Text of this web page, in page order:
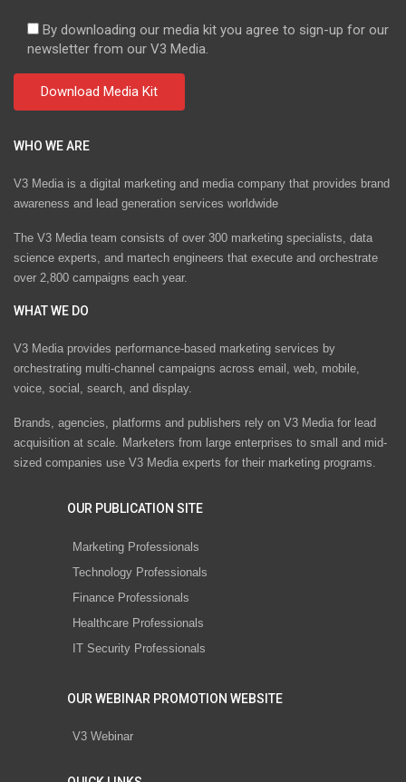
By downloading our media kit you agree to sign-up for our
newsletter from our V3 Media.
WHO WE ARE
V3 Media is a digital marketing and media company that provides brand
awareness and lead generation services worldwide
The V3 Media team consists of over 300 marketing specialists, data
science experts, and martech engineers that execute and orchestrate
over 2,800 campaigns each year.
WHAT WE DO
V3 Media provides performance-based marketing services by
orchestrating multi-channel campaigns across email, web, mobile,
voice, social, search, and display.
Brands, agencies, platforms and publishers rely on V3 Media for lead
acquisition at scale. Marketers from large enterprises to small and mid-
sized companies use V3 Media experts for their marketing programs.
OUR PUBLICATION SITE
Marketing Professionals
Technology Professionals
Finance Professionals
Healthcare Professionals
IT Security Professionals
OUR WEBINAR PROMOTION WEBSITE
V3 Webinar